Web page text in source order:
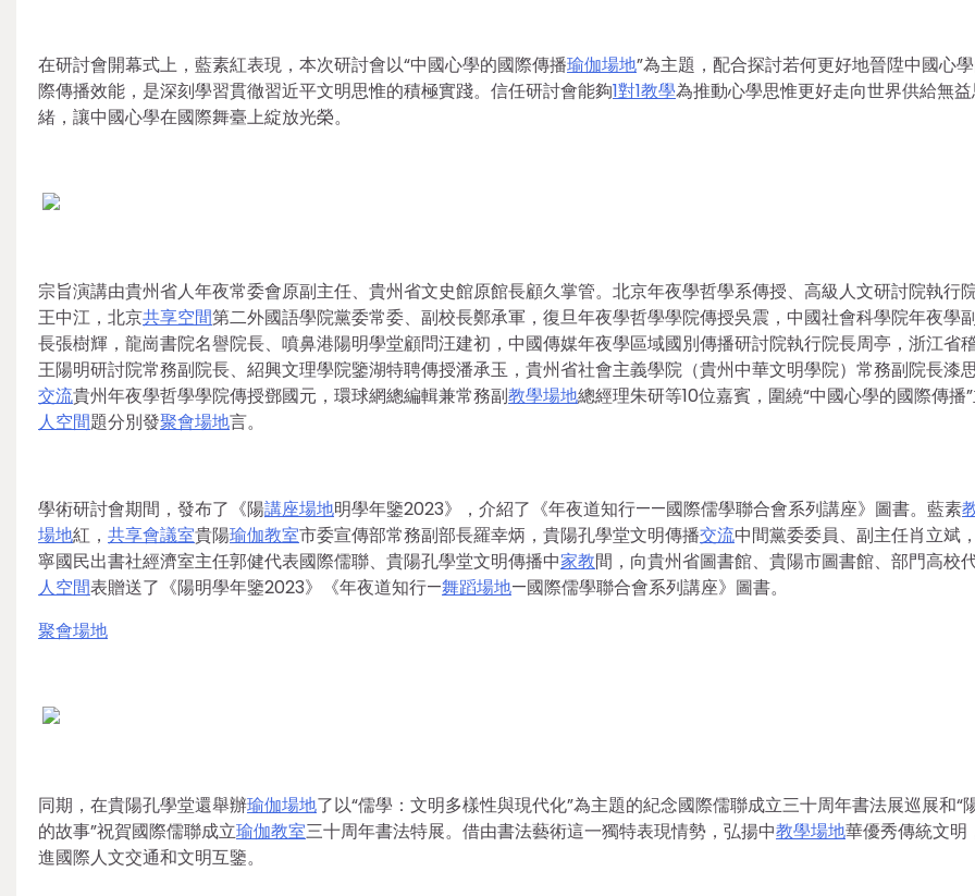
在研討會開幕式上，藍素紅表現，本次研討會以“中國心學的國際傳播瑜伽場地”為主題，配合探討若何更好地晉陞中國心
際傳播效能，是深刻學習貫徹習近平文明思惟的積極實踐。信任研討會能夠1對1教學為推動心學思惟更好走向世界供給無
緒，讓中國心學在國際舞臺上綻放光榮。
宗旨演講由貴州省人年夜常委會原副主任、貴州省文史館原館長顧久掌管。北京年夜學哲學系傳授、高級人文研討院執行
王中江，北京共享空間第二外國語學院黨委常委、副校長鄭承軍，復旦年夜學哲學學院傳授吳震，中國社會科學院年夜學
長張樹輝，龍崗書院名譽院長、噴鼻港陽明學堂顧問汪建初，中國傳媒年夜學區域國別傳播研討院執行院長周亭，浙江省
王陽明研討院常務副院長、紹興文理學院鑒湖特聘傳授潘承玉，貴州省社會主義學院（貴州中華文明學院）常務副院長漆
交流貴州年夜學哲學學院傳授鄧國元，環球網總編輯兼常務副教學場地總經理朱研等10位嘉賓，圍繞“中國心學的國際傳播
人空間題分別發聚會場地言。
學術研討會期間，發布了《陽講座場地明學年鑒2023》，介紹了《年夜道知行——國際儒學聯合會系列講座》圖書。藍素
場地紅， 共享會議室貴陽瑜伽教室市委宣傳部常務副部長羅幸炳，貴陽孔學堂文明傳播交流中間黨委委員、副主任肖立斌
寧國民出書社經濟室主任郭健代表國際儒聯、貴陽孔學堂文明傳播中家教間，向貴州省圖書館、貴陽市圖書館、部門高校
人空間表贈送了《陽明學年鑒2023》《年夜道知行—舞蹈場地—國際儒學聯合會系列講座》圖書。
聚會場地
同期，在貴陽孔學堂還舉辦瑜伽場地了以“儒學：文明多樣性與現代化”為主題的紀念國際儒聯成立三十周年書法展巡展和“
的故事”祝賀國際儒聯成立瑜伽教室三十周年書法特展。借由書法藝術這一獨特表現情勢，弘揚中教學場地華優秀傳統文明
進國際人文交通和文明互鑒。